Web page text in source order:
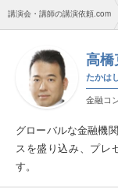
講演会・講師の講演依頼.com
高
たかは
金融コ
グローバルな金融機
スを盛り込み、プレ
す。